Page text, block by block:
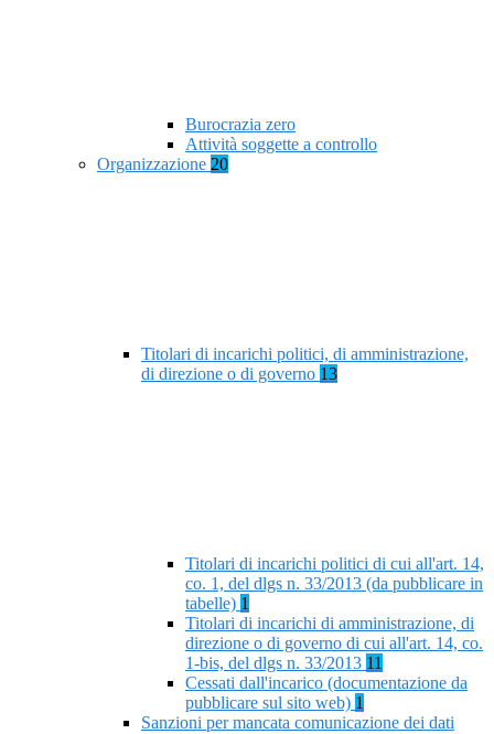
Burocrazia zero
Attività soggette a controllo
Organizzazione 20
Titolari di incarichi politici, di amministrazione,
di direzione o di governo 13
Titolari di incarichi politici di cui all'art. 14,
co. 1, del dlgs n. 33/2013 (da pubblicare in
tabelle) 1
Titolari di incarichi di amministrazione, di
direzione o di governo di cui all'art. 14, co.
1-bis, del dlgs n. 33/2013 11
Cessati dall'incarico (documentazione da
pubblicare sul sito web) 1
Sanzioni per mancata comunicazione dei dati